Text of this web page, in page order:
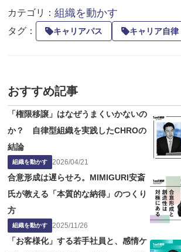
カテゴリ：組織を動かす
タグ： キャリアパス キャリア自律
おすすめ記事
「権限移譲」はなぜうまくいかないの
か？ 自律型組織を実践したCHROの
結論
組織を動かす 2026/04/21
合意形成は遅らせろ。MIMIGURI安斎
氏が教える「本質的な納得」のつくり
方
組織を動かす 2025/11/26
「お客様化」する若手社員と、感情ケ